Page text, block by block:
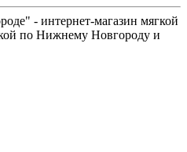
- интернет-магазин мягкой
по Нижнему Новгороду и